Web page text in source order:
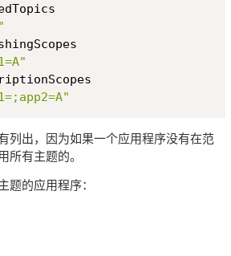
列出，因为如果一个应用程序没有在范
所有主题的。
题的应用程序：